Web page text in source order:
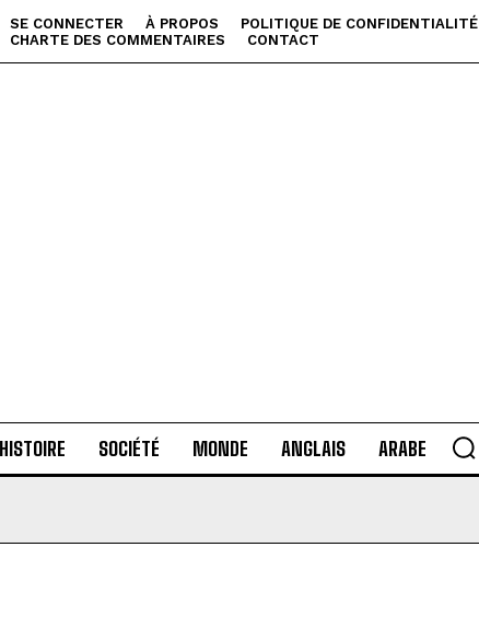
SE CONNECTER À PROPOS
POLITIQUE DE CONFIDENTIALITÉ
CHARTE DES COMMENTAIRES
CONTACT
SOCIÉTÉ MONDE ANGLAIS ARABE